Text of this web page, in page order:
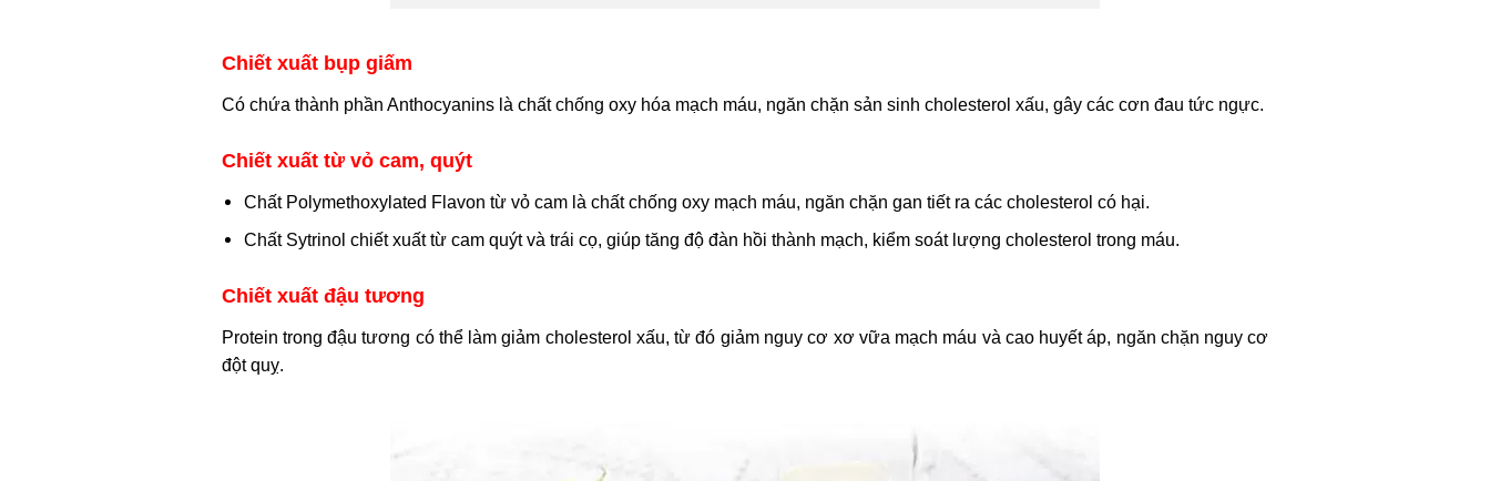
Chiết xuất bụp giấm
Có chứa thành phần Anthocyanins là chất chống oxy hóa mạch máu, ngăn chặn sản sinh cholesterol xấu, gây các cơn đau tức ngực.
Chiết xuất từ vỏ cam, quýt
Chất Polymethoxylated Flavon từ vỏ cam là chất chống oxy mạch máu, ngăn chặn gan tiết ra các cholesterol có hại.
Chất Sytrinol chiết xuất từ cam quýt và trái cọ, giúp tăng độ đàn hồi thành mạch, kiểm soát lượng cholesterol trong máu.
Chiết xuất đậu tương
Protein trong đậu tương có thể làm giảm cholesterol xấu, từ đó giảm nguy cơ xơ vữa mạch máu và cao huyết áp, ngăn chặn nguy cơ
đột quỵ.